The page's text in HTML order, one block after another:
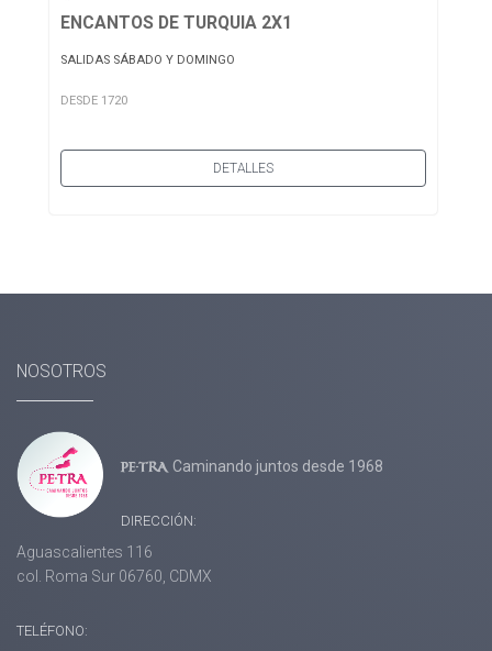
ENCANTOS DE TURQUIA 2X1
SALIDAS SÁBADO Y DOMINGO
DESDE 1720
DETALLES
NOSOTROS
Caminando juntos desde 1968
DIRECCIÓN:
Aguascalientes 116
col. Roma Sur 06760, CDMX
TELÉFONO: